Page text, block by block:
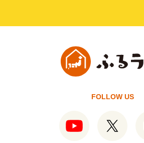
FOLLOW US